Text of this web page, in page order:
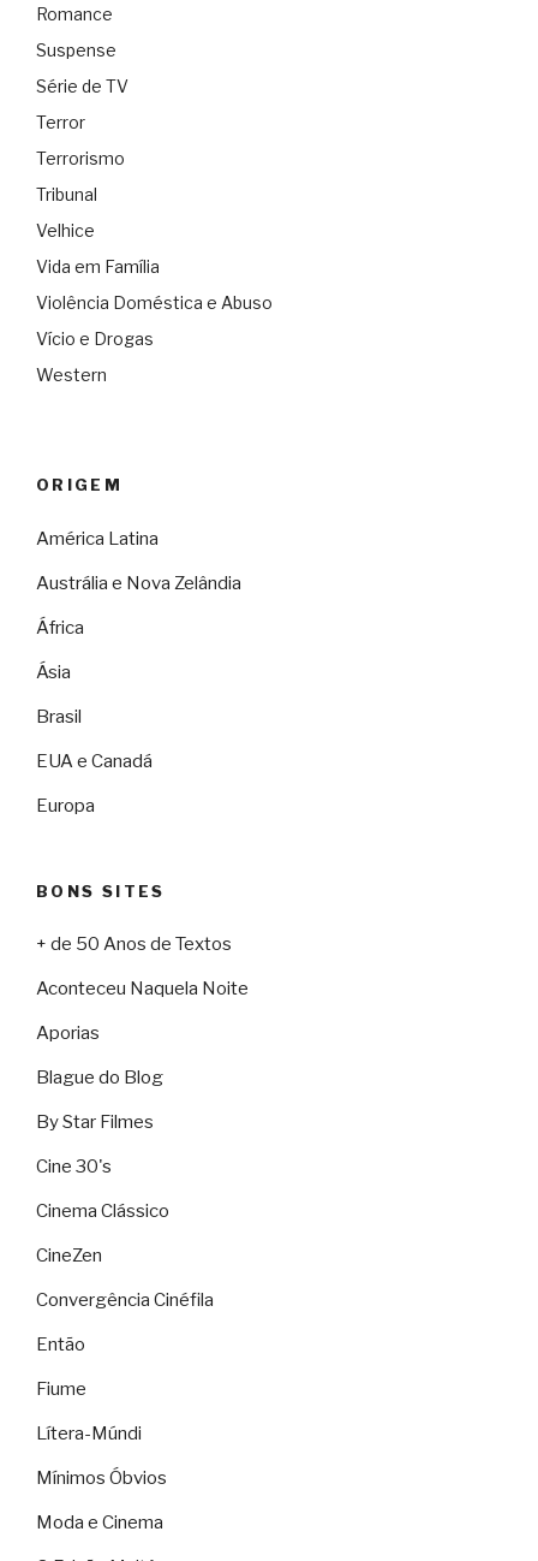
Romance
Suspense
Série de TV
Terror
Terrorismo
Tribunal
Velhice
Vida em Família
Violência Doméstica e Abuso
Vício e Drogas
Western
ORIGEM
América Latina
Austrália e Nova Zelândia
África
Ásia
Brasil
EUA e Canadá
Europa
BONS SITES
+ de 50 Anos de Textos
Aconteceu Naquela Noite
Aporias
Blague do Blog
By Star Filmes
Cine 30's
Cinema Clássico
CineZen
Convergência Cinéfila
Então
Fiume
Lítera-Múndi
Mínimos Óbvios
Moda e Cinema